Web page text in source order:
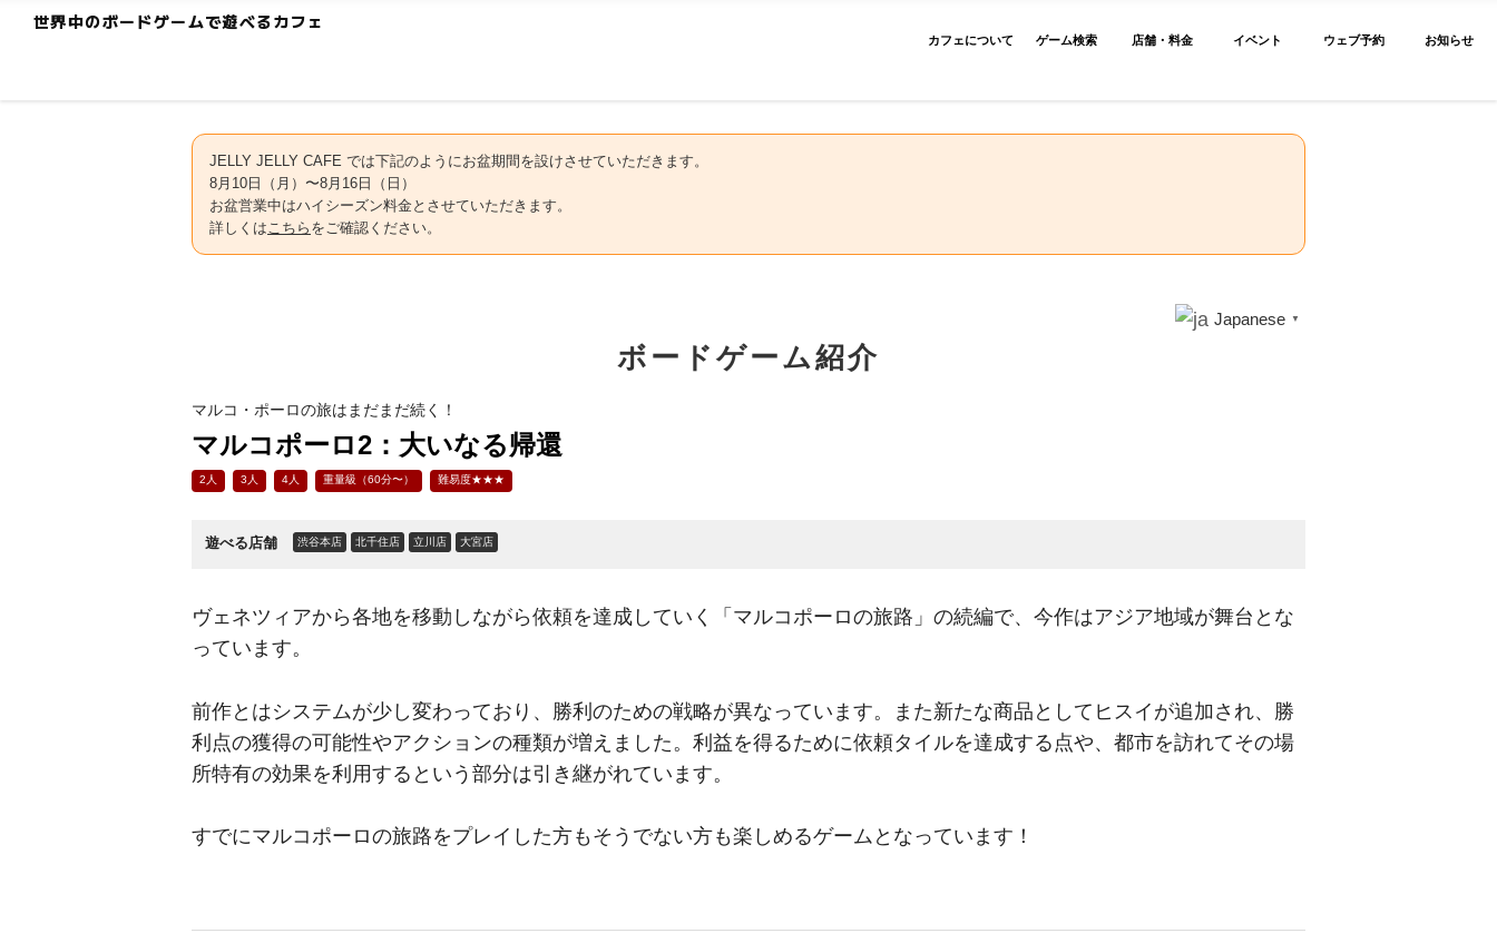
世界中のボードゲームで遊べるカフェ
カフェについて ゲーム検索 店舗・料金 イベント ウェブ予約 お知らせ
JELLY JELLY CAFE では下記のようにお盆期間を設けさせていただきます。
8月10日（月）〜8月16日（日）
お盆営業中はハイシーズン料金とさせていただきます。
詳しくはこちら をご確認ください。
Japanese ▼
ボードゲーム紹介
マルコ・ポーロの旅はまだまだ続く！
マルコポーロ2：大いなる帰還
2人 3人 4人 重量級（60分〜） 難易度★★★
遊べる店舗 渋谷本店 北千住店 立川店 大宮店
ヴェネツィアから各地を移動しながら依頼を達成していく「マルコポーロの旅路」の続編で、今作はアジア地域が舞台とな
っています。
前作とはシステムが少し変わっており、勝利のための戦略が異なっています。また新たな商品としてヒスイが追加され、勝
利点の獲得の可能性やアクションの種類が増えました。利益を得るために依頼タイルを達成する点や、都市を訪れてその場
所特有の効果を利用するという部分は引き継がれています。
すでにマルコポーロの旅路をプレイした方もそうでない方も楽しめるゲームとなっています！